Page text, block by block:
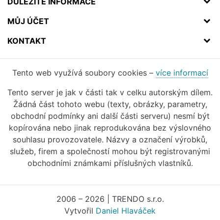
MŮJ ÚČET
KONTAKT
Tento web využívá soubory cookies – více informací
Tento server je jak v části tak v celku autorským dílem.
Žádná část tohoto webu (texty, obrázky, parametry,
obchodní podmínky ani další části serveru) nesmí být
kopírována nebo jinak reprodukována bez výslovného
souhlasu provozovatele. Názvy a označení výrobků,
služeb, firem a společností mohou být registrovanými
obchodními známkami příslušných vlastníků.
2006 – 2026 | TRENDO s.r.o.
Vytvořil Daniel Hlaváček